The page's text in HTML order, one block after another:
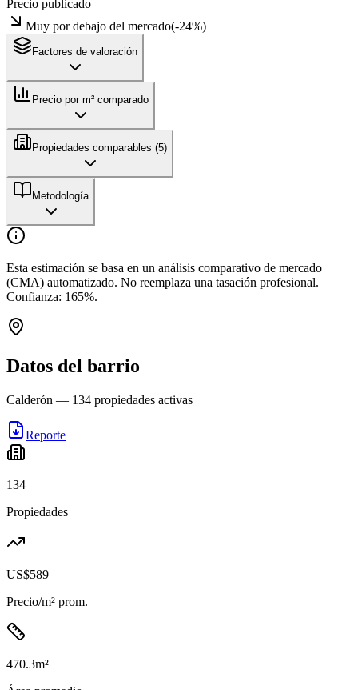
Precio publicado
Muy por debajo del mercado(-24%)
Factores de valoración
Precio por m² comparado
Propiedades comparables (5)
Metodología
Esta estimación se basa en un análisis comparativo de mercado
(CMA) automatizado. No reemplaza una tasación profesional.
Confianza: 165%.
Datos del barrio
Calderón — 134 propiedades activas
Reporte
134
Propiedades
US$589
Precio/m² prom.
470.3m²